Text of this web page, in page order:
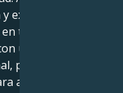
exhibe una
tu interior, tu
una fuerte
pertenencia
alcanzar tus